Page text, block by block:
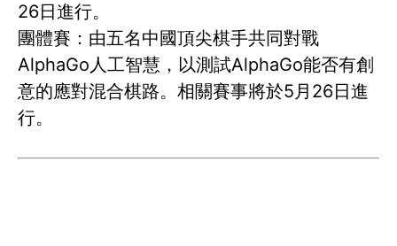
26日進行。
團體賽：由五名中國頂尖棋手共同對戰
AlphaGo人工智慧，以測試AlphaGo能否有創
意的應對混合棋路。相關賽事將於5月26日進
行。